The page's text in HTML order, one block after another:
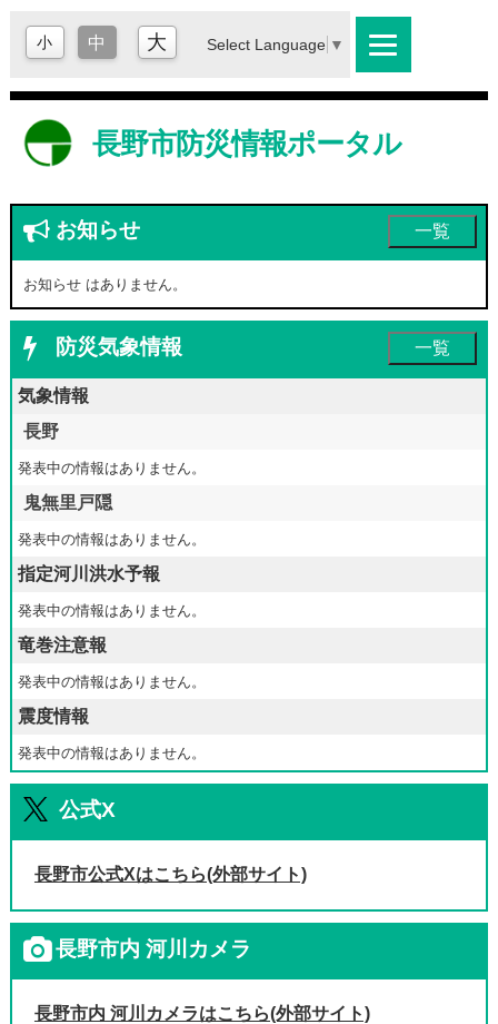
小 中 大 Select Language ▼
長野市防災情報ポータル
一覧
お知らせ
お知らせ はありません。
一覧
防災気象情報
気象情報
長野
発表中の情報はありません。
鬼無里戸隠
発表中の情報はありません。
指定河川洪水予報
発表中の情報はありません。
竜巻注意報
発表中の情報はありません。
震度情報
発表中の情報はありません。
公式X
長野市公式Xはこちら(外部サイト)
長野市内 河川カメラ
長野市内 河川カメラはこちら(外部サイト)